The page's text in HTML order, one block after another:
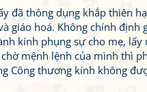
đã thông dụng khắp thiên
giáo hoá. Không chính
kính phụng sự cho mẹ,
mệnh lệnh của mình thì
Công thương kính không